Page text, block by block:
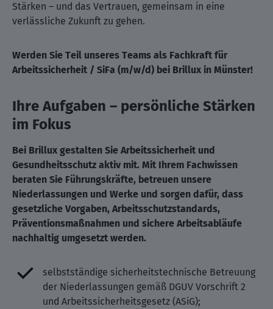
Stärken – und das Vertrauen, gemeinsam in eine
verlässliche Zukunft zu gehen.
Werden Sie Teil unseres Teams als Fachkraft für
Arbeitssicherheit / SiFa (m/w/d) bei Brillux in Münster!
Ihre Aufgaben – persönliche Stärken
im Fokus
Bei Brillux gestalten Sie Arbeitssicherheit und
Gesundheitsschutz aktiv mit. Mit Ihrem Fachwissen
beraten Sie Führungskräfte, betreuen unsere
Niederlassungen und Werke und sorgen dafür, dass
gesetzliche Vorgaben, Arbeitsschutzstandards,
Präventionsmaßnahmen und sichere Arbeitsabläufe
nachhaltig umgesetzt werden.
selbstständige sicherheitstechnische Betreuung
der Niederlassungen gemäß DGUV Vorschrift 2
und Arbeitssicherheitsgesetz (ASiG);